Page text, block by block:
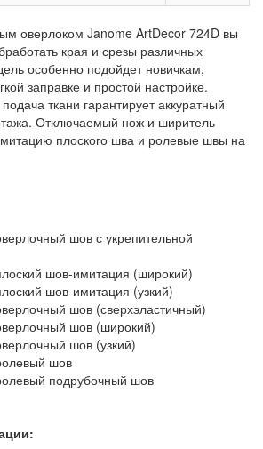
оверлоком Janome ArtDecor 724D вы
края и срезы различных
особенно подойдет новичкам,
заправке и простой настройке.
ткани гарантирует аккуратный
Отключаемый нож и ширитель
плоского шва и ролевые швы на
шов с укрепительной
шов-имитация (широкий)
шов-имитация (узкий)
шов (сверхэластичный)
шов (широкий)
шов (узкий)
шов
подрубочный шов